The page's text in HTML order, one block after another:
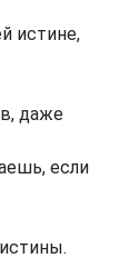
истине,
даже
если